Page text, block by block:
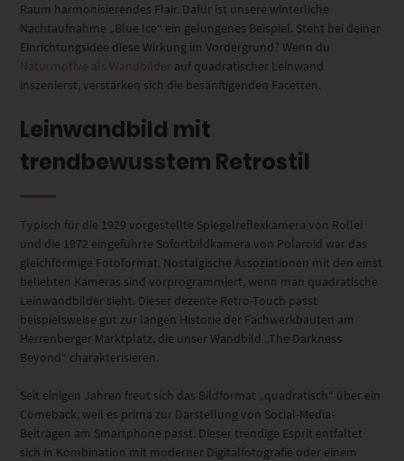
Raum harmonisierendes Flair. Dafür ist unsere winterliche
Nachtaufnahme „Blue Ice“ ein gelungenes Beispiel. Steht bei deiner
Einrichtungsidee diese Wirkung im Vordergrund? Wenn du
Naturmotive als Wandbilder auf quadratischer Leinwand
inszenierst, verstärken sich die besänftigenden Facetten.
Leinwandbild mit
trendbewusstem Retrostil
Typisch für die 1929 vorgestellte Spiegelreflexkamera von Rollei
und die 1972 eingeführte Sofortbildkamera von Polaroid war das
gleichförmige Fotoformat. Nostalgische Assoziationen mit den einst
beliebten Kameras sind vorprogrammiert, wenn man quadratische
Leinwandbilder sieht. Dieser dezente Retro-Touch passt
beispielsweise gut zur langen Historie der Fachwerkbauten am
Herrenberger Marktplatz, die unser Wandbild „The Darkness
Beyond“ charakterisieren.
Seit einigen Jahren freut sich das Bildformat „quadratisch“ über ein
Comeback, weil es prima zur Darstellung von Social-Media-
Beiträgen am Smartphone passt. Dieser trendige Esprit entfaltet
sich in Kombination mit moderner Digitalfotografie oder einem